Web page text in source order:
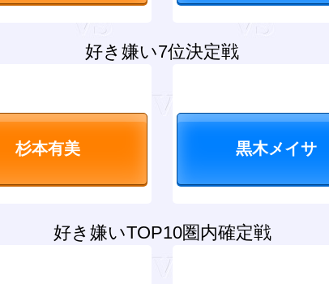
好き嫌い7位決定戦
好き嫌いTOP10圏内確定戦